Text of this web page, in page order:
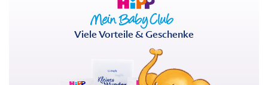
Viele Vorteile & Geschenke